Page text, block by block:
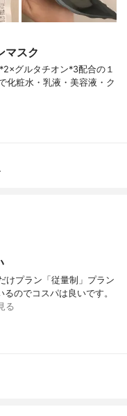
マスク
グルタチオン*3配合の１
化粧水・乳液・美容液・ク
けプラン「従量制」プラン
のでコスパは良いです。
る